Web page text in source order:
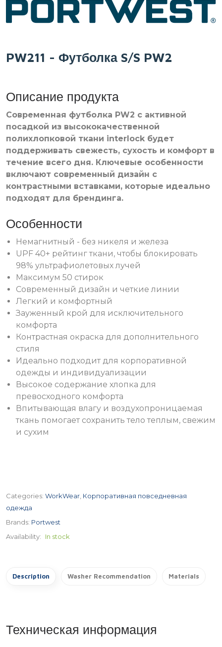
PW211 - Футболка S/S PW2
Описание продукта
Современная футболка PW2 с активной
посадкой из высококачественной
полихлопковой ткани interlock будет
поддерживать свежесть, сухость и комфорт в
течение всего дня. Ключевые особенности
включают современный дизайн с
контрастными вставками, которые идеально
подходят для брендинга.
Особенности
Немагнитный - без никеля и железа
UPF 40+ рейтинг ткани, чтобы блокировать
98% ультрафиолетовых лучей
Максимум 50 стирок
Современный дизайн и четкие линии
Легкий и комфортный
Зауженный крой для исключительного
комфорта
Контрастная окраска для дополнительного
стиля
Идеально подходит для корпоративной
одежды и индивидуализации
Высокое содержание хлопка для
превосходного комфорта
Впитывающая влагу и воздухопроницаемая
ткань помогает сохранить тело теплым, свежим
и сухим
Categories: WorkWear Корпоративная повседневная
одежда
Brands: Portwest
Availability:
In stock
Description Washer Recommendation Materials
Техническая информация